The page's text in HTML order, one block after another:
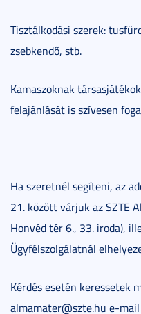
Tisztálkodási szerek:
zsebkendő, stb.
Kamaszoknak
felajánlását is szívesen
Ha szeretnél segíteni, az
21. között várjuk az SZTE
Honvéd tér 6., 33. iroda),
Ügyfélszolgálatnál
Kérdés esetén keressetek
almamater@szte.hu e-